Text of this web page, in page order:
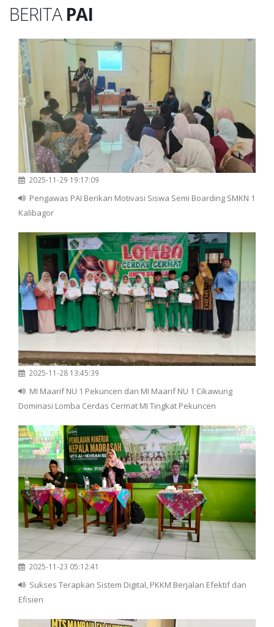
BERITA PAI
2025-11-29 19:17:09
Pengawas PAI Berikan Motivasi Siswa Semi Boarding SMKN 1
Kalibagor
2025-11-28 13:45:39
MI Maarif NU 1 Pekuncen dan MI Maarif NU 1 Cikawung
Dominasi Lomba Cerdas Cermat MI Tingkat Pekuncen
2025-11-23 05:12:41
Sukses Terapkan Sistem Digital, PKKM Berjalan Efektif dan
Efisien